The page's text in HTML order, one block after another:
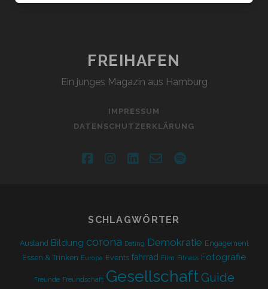
FREIHAFEN
Ein junges Magazin aus Hamburg
IMPRESSUM
DATENSCHUTZERKLÄRUNG
facebookinstagram
linkedin
email-spotify
SCHLAGWÖRTER
Ausland Bildung corona Dating Demokratie Engagement
Essen & Trinken Europa Events fahrrad Film Fitness Fotografie
Freunde Freundschaft GesellschaftGuide